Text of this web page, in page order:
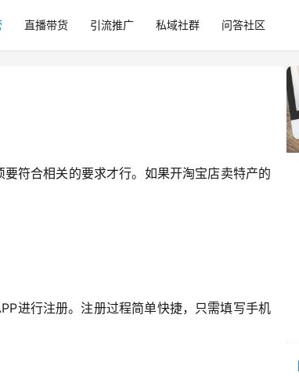
直播带货 引流推广 私域社群 问答社区
符合相关的要求才行。如果开淘宝店卖特产的
进行注册。注册过程简单快捷，只需填写手机